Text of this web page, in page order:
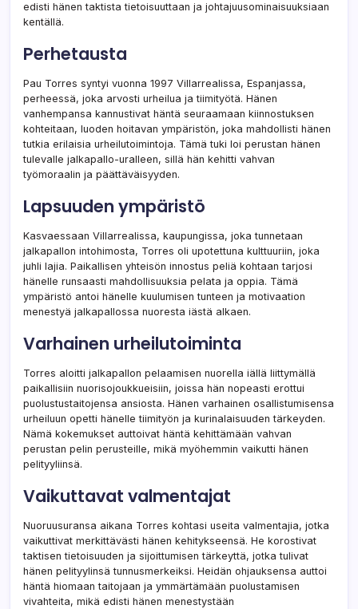
edisti hänen taktista tietoisuuttaan ja johtajuusominaisuuksiaan
kentällä.
Perhetausta
Pau Torres syntyi vuonna 1997 Villarrealissa, Espanjassa,
perheessä, joka arvosti urheilua ja tiimityötä. Hänen
vanhempansa kannustivat häntä seuraamaan kiinnostuksen
kohteitaan, luoden hoitavan ympäristön, joka mahdollisti hänen
tutkia erilaisia urheilutoimintoja. Tämä tuki loi perustan hänen
tulevalle jalkapallo-uralleen, sillä hän kehitti vahvan
työmoraalin ja päättäväisyyden.
Lapsuuden ympäristö
Kasvaessaan Villarrealissa, kaupungissa, joka tunnetaan
jalkapallon intohimosta, Torres oli upotettuna kulttuuriin, joka
juhli lajia. Paikallisen yhteisön innostus peliä kohtaan tarjosi
hänelle runsaasti mahdollisuuksia pelata ja oppia. Tämä
ympäristö antoi hänelle kuulumisen tunteen ja motivaation
menestyä jalkapallossa nuoresta iästä alkaen.
Varhainen urheilutoiminta
Torres aloitti jalkapallon pelaamisen nuorella iällä liittymällä
paikallisiin nuorisojoukkueisiin, joissa hän nopeasti erottui
puolustustaitojensa ansiosta. Hänen varhainen osallistumisensa
urheiluun opetti hänelle tiimityön ja kurinalaisuuden tärkeyden.
Nämä kokemukset auttoivat häntä kehittämään vahvan
perustan pelin perusteille, mikä myöhemmin vaikutti hänen
pelityyliinsä.
Vaikuttavat valmentajat
Nuoruusuransa aikana Torres kohtasi useita valmentajia, jotka
vaikuttivat merkittävästi hänen kehitykseensä. He korostivat
taktisen tietoisuuden ja sijoittumisen tärkeyttä, jotka tulivat
hänen pelityylinsä tunnusmerkeiksi. Heidän ohjauksensa auttoi
häntä hiomaan taitojaan ja ymmärtämään puolustamisen
vivahteita, mikä edisti hänen menestystään